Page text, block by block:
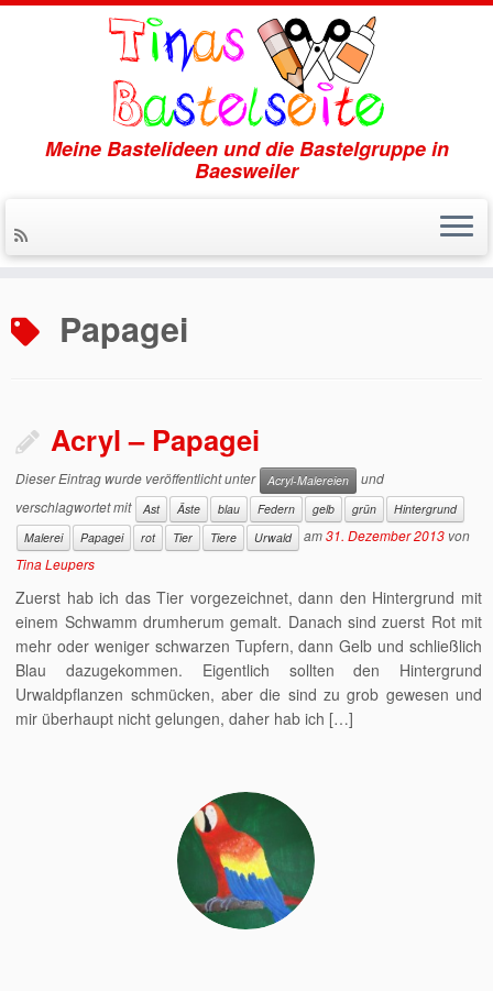
Inhalt
springen
Meine Bastelideen und die Bastelgruppe in
Baesweiler
Papagei
Acryl – Papagei
Dieser Eintrag wurde veröffentlicht unter Acryl-Malereien
und
verschlagwortet mit
Ast Äste blau Federn gelb grün
Hintergrund
Malerei
Papagei rot Tier Tiere Urwald am31. Dezember 2013 von
Tina Leupers
Zuerst hab ich das Tier vorgezeichnet, dann den Hintergrund mit
einem Schwamm drumherum gemalt. Danach sind zuerst Rot mit
mehr oder weniger schwarzen Tupfern, dann Gelb und schließlich
Blau dazugekommen. Eigentlich sollten den Hintergrund
Urwaldpflanzen schmücken, aber die sind zu grob gewesen und
mir überhaupt nicht gelungen, daher hab ich […]